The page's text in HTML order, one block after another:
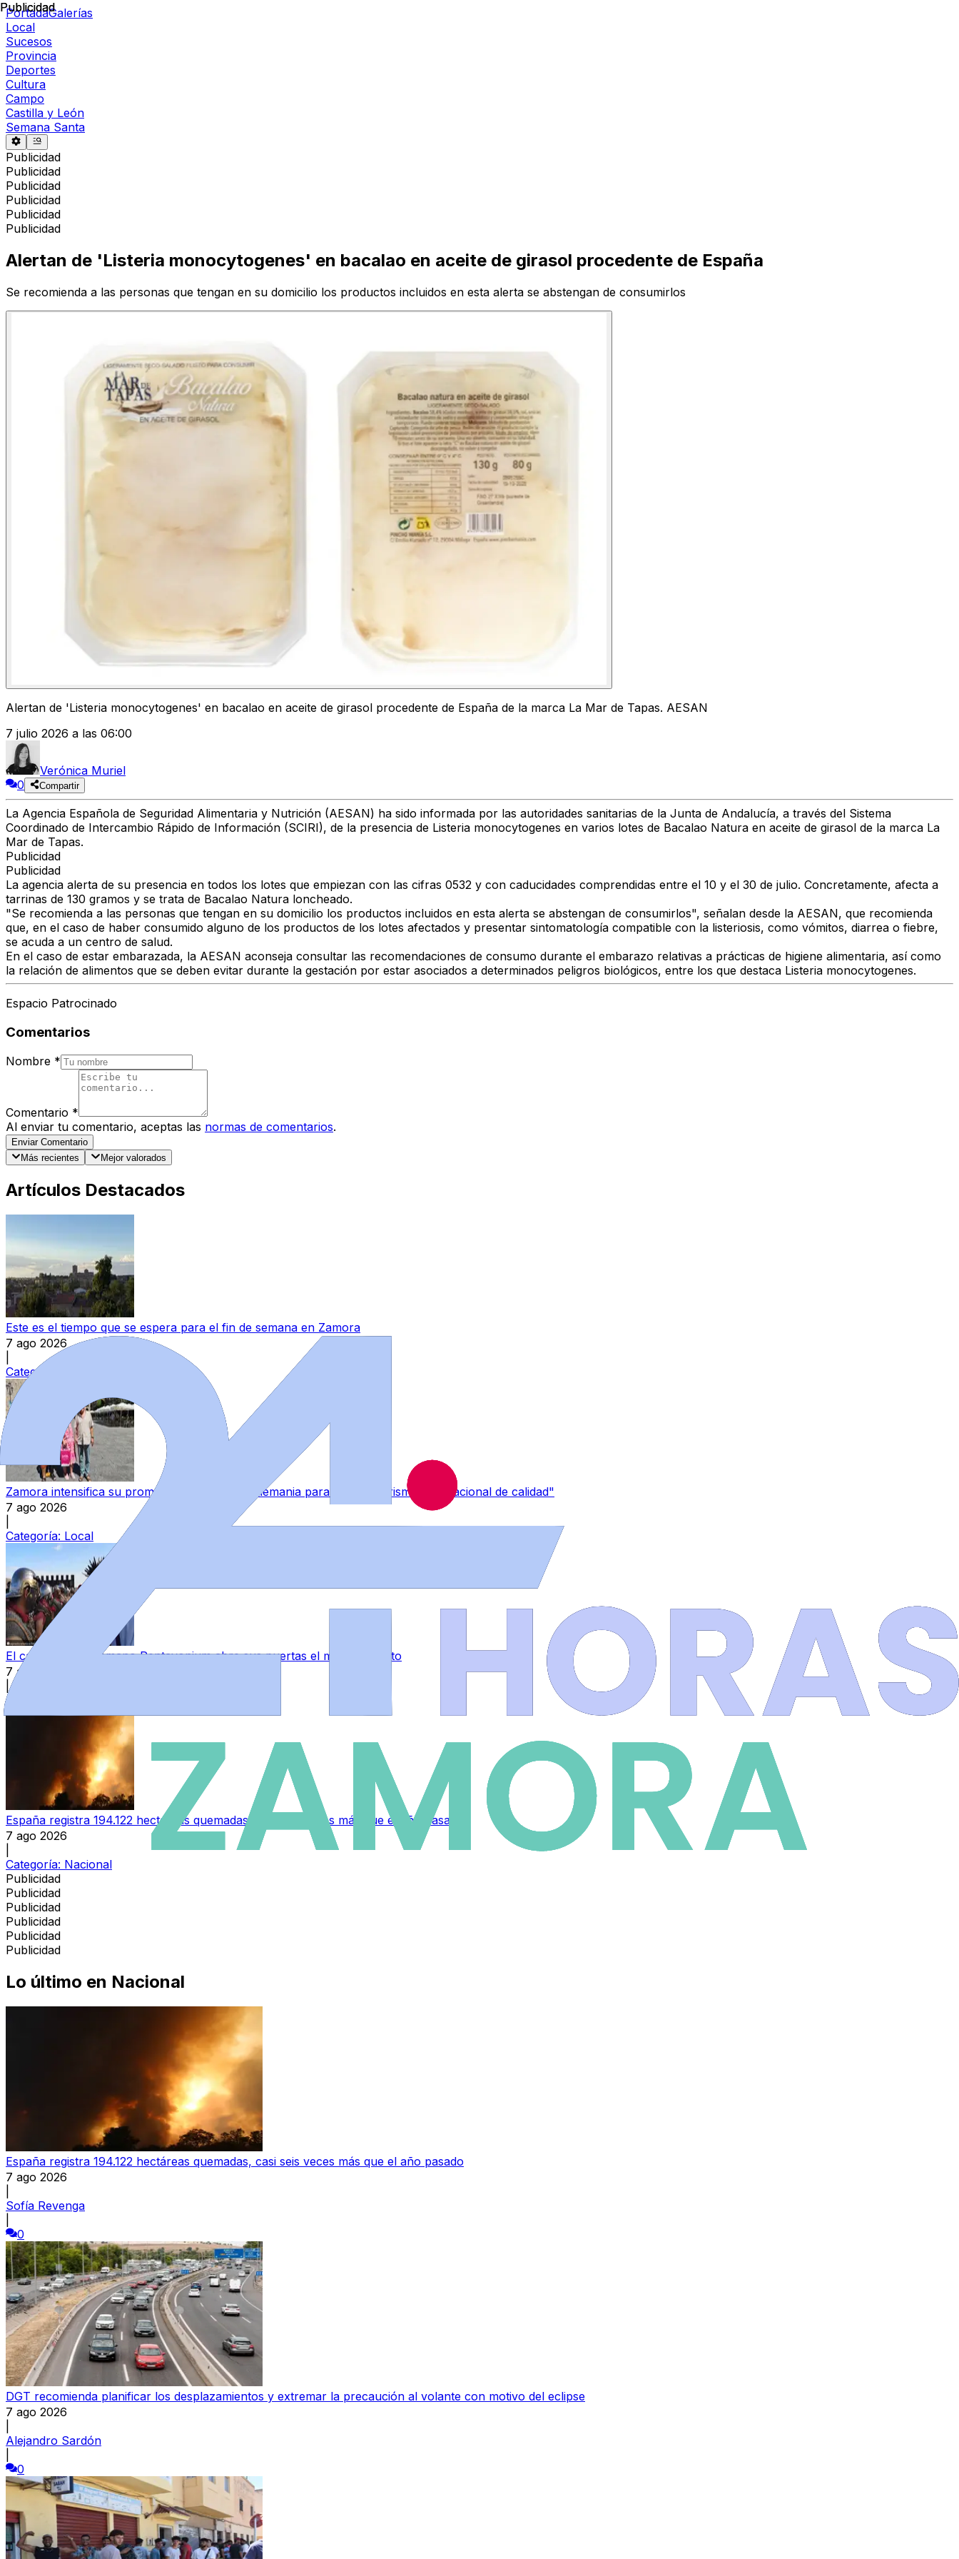
PortadaGalerías
Local
Sucesos
Provincia
Deportes
Cultura
Campo
Castilla y León
Semana Santa
Publicidad
Publicidad
Publicidad
Publicidad
Publicidad
Publicidad
Publicidad
Alertan de 'Listeria monocytogenes' en bacalao en aceite de girasol procedente de España
Se recomienda a las personas que tengan en su domicilio los productos incluidos en esta alerta se abstengan de consumirlos
Alertan de 'Listeria monocytogenes' en bacalao en aceite de girasol procedente de España de la marca La Mar de Tapas. AESAN
7 julio 2026 a las 06:00
Verónica Muriel
0
Compartir
La Agencia Española de Seguridad Alimentaria y Nutrición (AESAN) ha sido informada por las autoridades sanitarias de la Junta de Andalucía, a través del Sistema
Coordinado de Intercambio Rápido de Información (SCIRI), de la presencia de Listeria monocytogenes en varios lotes de Bacalao Natura en aceite de girasol de la marca La
Mar de Tapas.
Publicidad
Publicidad
La agencia alerta de su presencia en todos los lotes que empiezan con las cifras 0532 y con caducidades comprendidas entre el 10 y el 30 de julio. Concretamente, afecta a
tarrinas de 130 gramos y se trata de Bacalao Natura loncheado.
"Se recomienda a las personas que tengan en su domicilio los productos incluidos en esta alerta se abstengan de consumirlos", señalan desde la AESAN, que recomienda
que, en el caso de haber consumido alguno de los productos de los lotes afectados y presentar sintomatología compatible con la listeriosis, como vómitos, diarrea o fiebre,
se acuda a un centro de salud.
En el caso de estar embarazada, la AESAN aconseja consultar las recomendaciones de consumo durante el embarazo relativas a prácticas de higiene alimentaria, así como
la relación de alimentos que se deben evitar durante la gestación por estar asociados a determinados peligros biológicos, entre los que destaca Listeria monocytogenes.
Espacio Patrocinado
Comentarios
Nombre *
Comentario *
Al enviar tu comentario, aceptas las normas de comentarios.
Enviar Comentario
Más recientes
Mejor valorados
Artículos Destacados
Este es el tiempo que se espera para el fin de semana en Zamora
7 ago 2026
Categoría:
Zamora intensifica su promoción turística en Alemania para captar "turismo internacional de calidad"
7 ago 2026
Categoría: Local
El campamento romano Pentavonium abre sus puertas el mes de agosto
7 ago 2026
Categoría:
España registra 194.122 hectáreas quemadas, casi seis veces más que el año pasado
7 ago 2026
Categoría: Nacional
Publicidad
Publicidad
Publicidad
Publicidad
Publicidad
Publicidad
Lo último en Nacional
España registra 194.122 hectáreas quemadas, casi seis veces más que el año pasado
7 ago 2026
Sofía Revenga
0
DGT recomienda planificar los desplazamientos y extremar la precaución al volante con motivo del eclipse
7 ago 2026
Alejandro Sardón
0
Publicidad